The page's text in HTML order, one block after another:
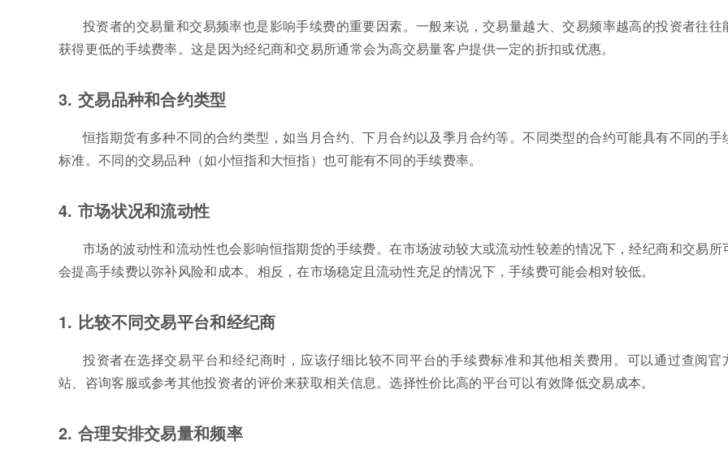
投资者的交易量和交易频率也是影响手续费的重要因素。一般来说，交易量越大、交易频率越高的投资者往往
获得更低的手续费率。这是因为经纪商和交易所通常会为高交易量客户提供一定的折扣或优惠。
3. 交易品种和合约类型
恒指期货有多种不同的合约类型，如当月合约、下月合约以及季月合约等。不同类型的合约可能具有不同的手
标准。不同的交易品种（如小恒指和大恒指）也可能有不同的手续费率。
4. 市场状况和流动性
市场的波动性和流动性也会影响恒指期货的手续费。在市场波动较大或流动性较差的情况下，经纪商和交易所
会提高手续费以弥补风险和成本。相反，在市场稳定且流动性充足的情况下，手续费可能会相对较低。
1. 比较不同交易平台和经纪商
投资者在选择交易平台和经纪商时，应该仔细比较不同平台的手续费标准和其他相关费用。可以通过查阅官
站、咨询客服或参考其他投资者的评价来获取相关信息。选择性价比高的平台可以有效降低交易成本。
2. 合理安排交易量和频率